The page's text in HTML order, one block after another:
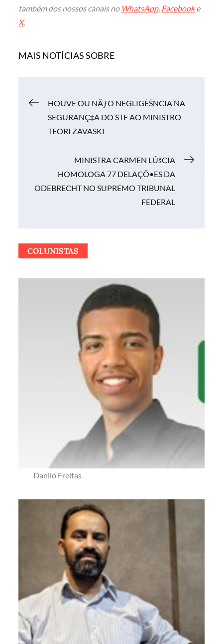
também dos nossos canais no WhatsApp, Facebooke
X.
MAIS NOTÍCIAS SOBRE
Navegação
de
HOUVE OU NÃƒO NEGLIGÊŠNCIA NA
SEGURANÇ‡A DO STF AO MINISTRO
TEORI ZAVASKI
MINISTRA CARMEN LÚšCIA
HOMOLOGA 77 DELAÇÕ•ES DA
ODEBRECHT NO SUPREMO TRIBUNAL
FEDERAL
COLUNISTAS
Danilo Freitas